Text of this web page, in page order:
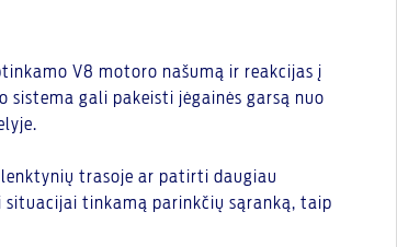
V8 motoro našumą ir reakcijas į
gali pakeisti jėgainės garsą nuo
trasoje ar patirti daugiau
situacijai tinkamą parinkčių sąranką, taip